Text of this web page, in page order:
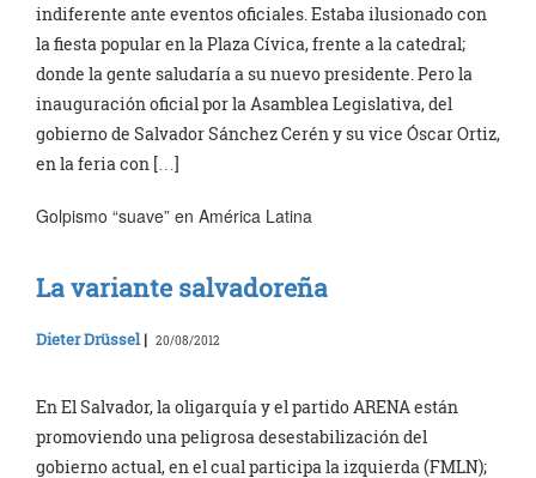
indiferente ante eventos oficiales. Estaba ilusionado con
la fiesta popular en la Plaza Cívica, frente a la catedral;
donde la gente saludaría a su nuevo presidente. Pero la
inauguración oficial por la Asamblea Legislativa, del
gobierno de Salvador Sánchez Cerén y su vice Óscar Ortiz,
en la feria con […]
Golpismo “suave” en América Latina
La variante salvadoreña
Dieter Drüssel | 20/08/2012
En El Salvador, la oligarquía y el partido ARENA están
promoviendo una peligrosa desestabilización del
gobierno actual, en el cual participa la izquierda (FMLN);